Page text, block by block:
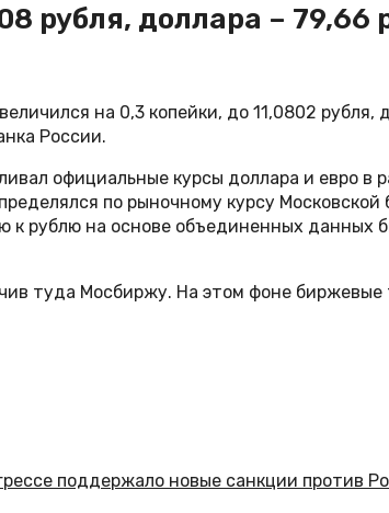
рубля, доллара – 79,66
на 0,3 копейки, до 11,0802 рубля,
России.
официальные курсы доллара и евро в
по рыночному курсу
рублю на основе объединенных данных
туда Мосбиржу. На этом фоне биржевые